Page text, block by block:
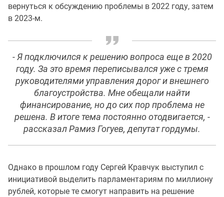
вернуться к обсуждению проблемы в 2022 году, затем
в 2023-м.
- Я подключился к решению вопроса еще в 2020
году. За это время переписывался уже с тремя
руководителями управления дорог и внешнего
благоустройства. Мне обещали найти
финансирование, но до сих пор проблема не
решена. В итоге тема постоянно отодвигается, -
рассказал Рамиз Гогуев, депутат гордумы.
Однако в прошлом году Сергей Кравчук выступил с
инициативой выделить парламентариям по миллиону
рублей, которые те смогут направить на решение